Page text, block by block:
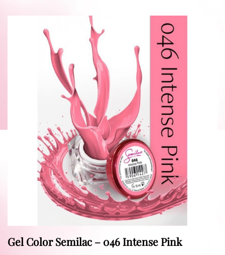
Gel Color Semilac – 046 Intense Pink